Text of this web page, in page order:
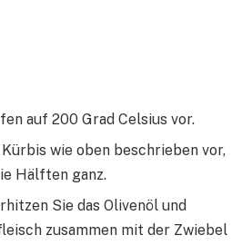
auf 200 Grad Celsius vor.
wie oben beschrieben vor,
Hälften ganz.
Sie das Olivenöl und
zusammen mit der Zwiebel